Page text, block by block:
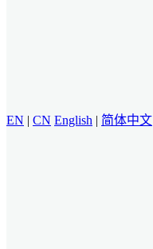
EN | CN English | 简体中文